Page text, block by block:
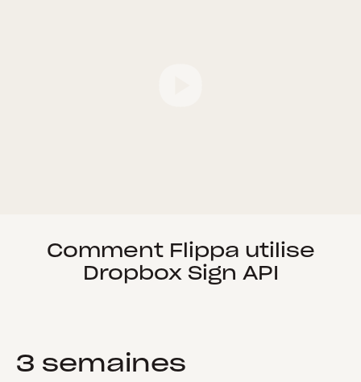
Comment Flippa utilise
Dropbox Sign API
3 semaines